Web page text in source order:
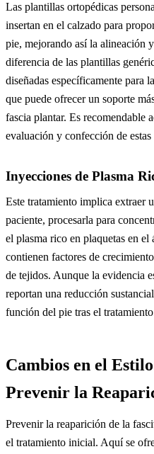
Las plantillas ortopédicas
insertan en el calzado para
pie, mejorando así la alineación
diferencia de las plantillas
diseñadas específicamente para
que puede ofrecer un soporte
fascia plantar. Es recomendable
evaluación y confección de
Inyecciones de Plasma
Este tratamiento implica extraer
paciente, procesarla para
el plasma rico en plaquetas en el
contienen factores de
de tejidos. Aunque la evidencia
reportan una reducción
función del pie tras el
Cambios en el
Prevenir la
Prevenir la reaparición de la
el tratamiento inicial. Aquí se